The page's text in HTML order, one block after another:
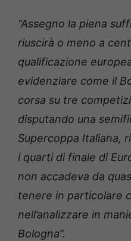
“Assegno la piena
riuscirà o meno a
qualificazione
evidenziare come il
corsa su tre
disputando una
Supercoppa Italiana,
i quarti di finale di
non accadeva da
tenere in particolare
nell’analizzare in
Bologna”.